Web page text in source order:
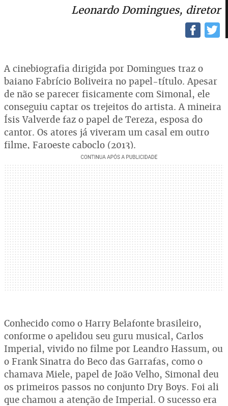
Leonardo Domingues, diretor
A cinebiografia dirigida por Domingues traz o
baiano Fabrício Boliveira no papel-título. Apesar
de não se parecer fisicamente com Simonal, ele
conseguiu captar os trejeitos do artista. A mineira
Ísis Valverde faz o papel de Tereza, esposa do
cantor. Os atores já viveram um casal em outro
filme, Faroeste caboclo (2013).
Conhecido como o Harry Belafonte brasileiro,
conforme o apelidou seu guru musical, Carlos
Imperial, vivido no filme por Leandro Hassum, ou
o Frank Sinatra do Beco das Garrafas, como o
chamava Miele, papel de João Velho, Simonal deu
os primeiros passos no conjunto Dry Boys. Foi ali
que chamou a atenção de Imperial. O sucesso era